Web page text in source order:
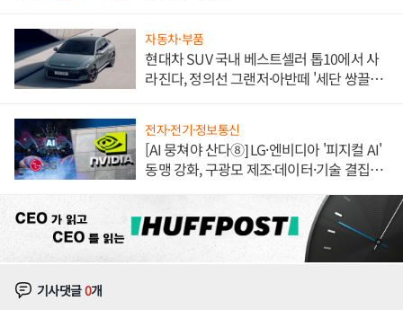
자동차·부품
현대차 SUV 국내 베스트셀러 톱10에서 사
라진다, 정의선 그랜저·아반떼 '세단 쌍끌
전자·전기·정보통신
[AI 뭉쳐야 산다⑧] LG·엔비디아 '피지컬 AI'
동맹 강화, 구광모 제조·데이터·기술 결집
기사댓글0개